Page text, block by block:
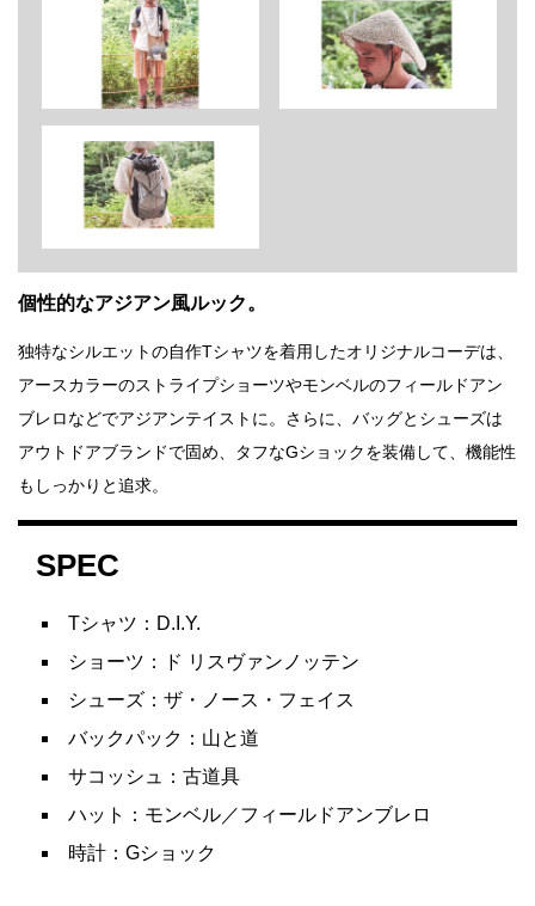
個性的なアジアン風ルック。
独特なシルエットの自作Tシャツを着用したオリジナルコーデは、
アースカラーのストライプショーツやモンベルのフィールドアン
ブレロなどでアジアンテイストに。さらに、バッグとシューズは
アウトドアブランドで固め、タフなGショックを装備して、機能性
もしっかりと追求。
SPEC
Tシャツ：D.I.Y.
ショーツ：ド リスヴァンノッテン
シューズ：ザ・ノース・フェイス
バックパック：山と道
サコッシュ：古道具
ハット：モンベル／フィールドアンブレロ
時計：Gショック